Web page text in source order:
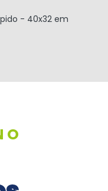
- 40x32 em